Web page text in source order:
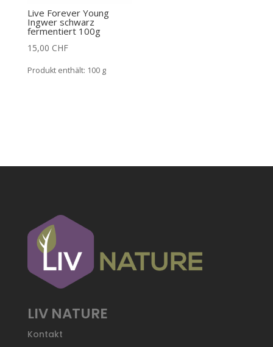
Live Forever Young
Ingwer schwarz
fermentiert 100g
15,00 CHF
Produkt enthält: 100 g
LIV NATURE
Kontakt